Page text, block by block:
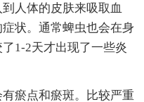
人体的皮肤来吸取血
状。通常蜱虫也会在身
1-2天才出现了一些炎
瘀点和瘀斑。比较严重